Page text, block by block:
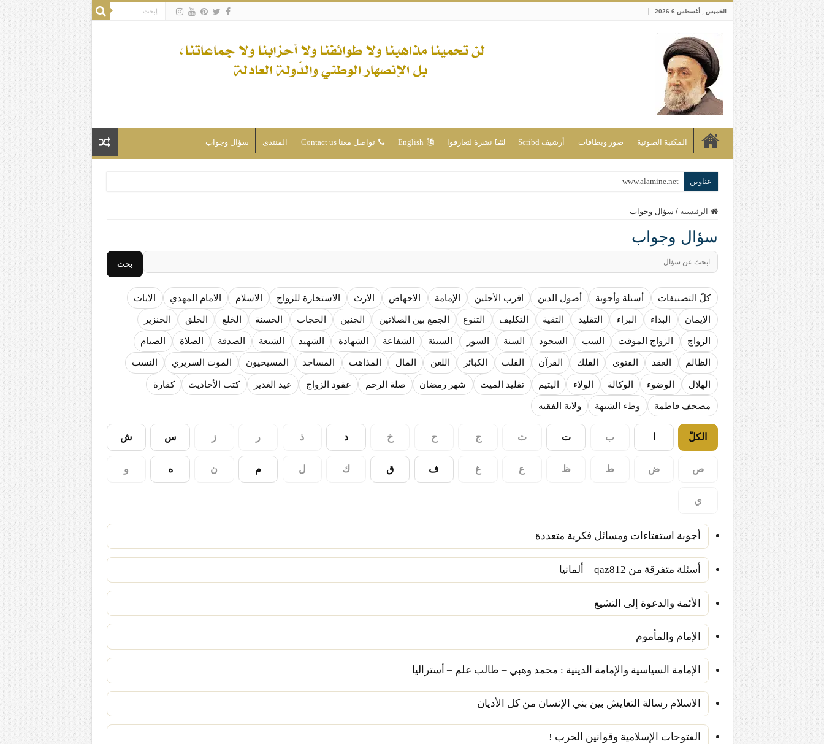
الخميس , أغسطس 6 2026
المكتبة الصوتية صور وبطاقات أرشيف Scribd نشرة لتعارفوا English تواصل معنا Contact us المنتدى سؤال وجواب
عناوين www.alamine.net
علاقات المذاهب والأديان لا يجوز أن تكون على حساب الأوطان
لن تحمينا مذاهبنا ولا طوائفنا ولا أحزابنا ولا جماعاتنا، بل الإنصهار الوطني والدولة العادلة
ليست المنفعة تأتي من إسلامية النّظام كما لا تأتي المضرة من مسيحية النظام
المتهاون بوطنه متهاون بدينه حتماً
نسج العلاقة مع الآخر تكون من خلال منظومة القيم و المبادئ الانسانية التي تجعل الناس سواسية لا تفرق بينهم أعراق و ألوان و لا تمنحهم الامتيازات أنساب و أديان
الرئيسية / سؤال وجواب
سؤال وجواب
بحث
كلّ التصنيفات أسئلة وأجوبة أصول الدين اقرب الأجلين الإمامة الاجهاض الارث الاستخارة للزواج الاسلام الامام المهدي الايات
الايمان البداء البراء التقليد التقية التكليف التنوع الجمع بين الصلاتين الجنين الحجاب الحسنة الخلع الخلق الخنزير
الزواج الزواج المؤقت السب السجود السنة السور السيئة الشفاعة الشهادة الشهيد الشيعة الصدقة الصلاة الصيام
الظالم العقد الفتوى الفلك القرآن القلب الكبائر اللعن المال المذاهب المساجد المسيحيون الموت السريري النسب
الهلال الوضوء الوكالة الولاء اليتيم تقليد الميت شهر رمضان صلة الرحم عقود الزواج عيد الغدير كتب الأحاديث كفارة
مصحف فاطمة وطء الشبهة ولاية الفقيه
الكلّ ب ت ث ج ح خ د ذ ر ز س ش
ص ض ط ظ ع غ ف ق ك ل م ن ه و
ي
أجوبة استفتاءات ومسائل فكرية متعددة
أسئلة متفرقة من qaz812 – ألمانيا
الأئمة والدعوة إلى التشيع
الإمام والمأموم
الإمامة السياسية والإمامة الدينية : محمد وهبي – طالب علم – أستراليا
الاسلام رسالة التعايش بين بني الإنسان من كل الأديان
الفتوحات الإسلامية وقوانين الحرب !